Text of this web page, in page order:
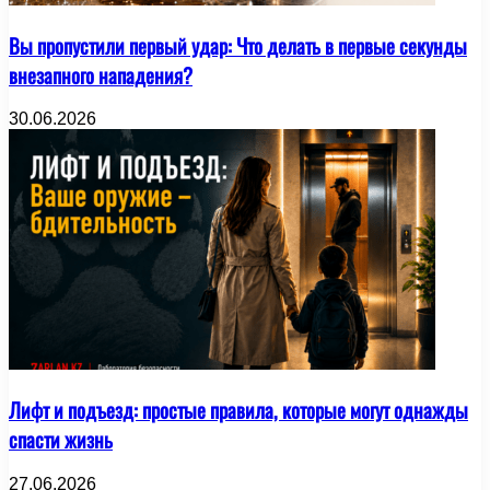
Вы пропустили первый удар: Что делать в первые секунды
внезапного нападения?
30.06.2026
Лифт и подъезд: простые правила, которые могут однажды
спасти жизнь
27.06.2026